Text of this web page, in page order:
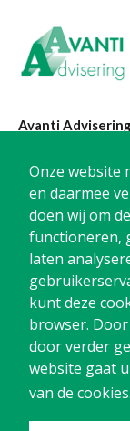
Onze website
en daarmee
doen wij om
functioneren,
laten
kunt deze
browser.
door verder
website gaat
van de cookies.
Avanti
Poelstraat 4
1441 RR
Blijf op de
nieuwsbrief
Schrijf me in!